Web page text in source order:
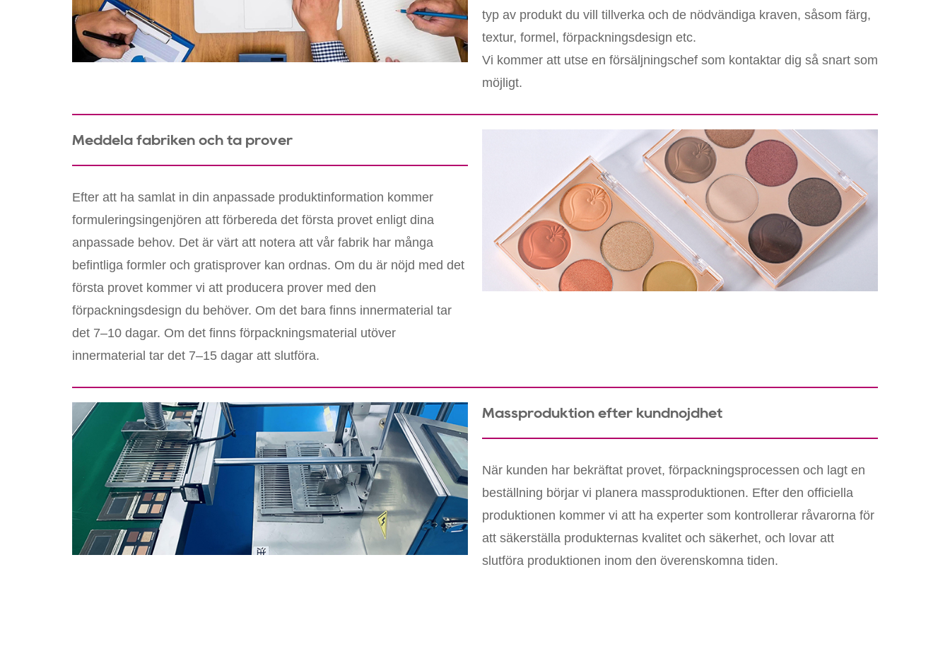
typ av produkt du vill tillverka och de nödvändiga kraven, såsom färg,
textur, formel, förpackningsdesign etc.
Vi kommer att utse en försäljningschef som kontaktar dig så snart som
möjligt.
Meddela fabriken och ta prover
Efter att ha samlat in din anpassade produktinformation kommer
formuleringsingenjören att förbereda det första provet enligt dina
anpassade behov. Det är värt att notera att vår fabrik har många
befintliga formler och gratisprover kan ordnas. Om du är nöjd med det
första provet kommer vi att producera prover med den
förpackningsdesign du behöver. Om det bara finns innermaterial tar
det 7–10 dagar. Om det finns förpackningsmaterial utöver
innermaterial tar det 7–15 dagar att slutföra.
Massproduktion efter kundnöjdhet
När kunden har bekräftat provet, förpackningsprocessen och lagt en
beställning börjar vi planera massproduktionen. Efter den officiella
produktionen kommer vi att ha experter som kontrollerar råvarorna för
att säkerställa produkternas kvalitet och säkerhet, och lovar att
slutföra produktionen inom den överenskomna tiden.